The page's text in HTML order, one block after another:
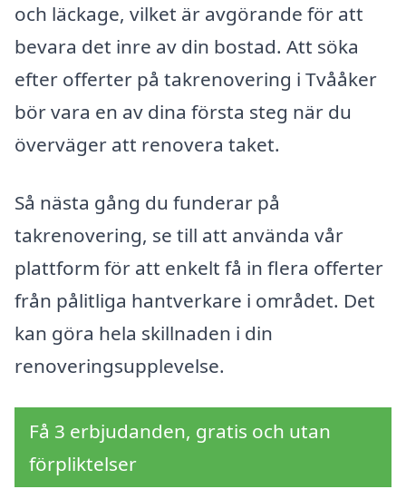
och läckage, vilket är avgörande för att
bevara det inre av din bostad. Att söka
efter offerter på takrenovering i Tvååker
bör vara en av dina första steg när du
överväger att renovera taket.
Så nästa gång du funderar på
takrenovering, se till att använda vår
plattform för att enkelt få in flera offerter
från pålitliga hantverkare i området. Det
kan göra hela skillnaden i din
renoveringsupplevelse.
Få 3 erbjudanden, gratis och utan
förpliktelser